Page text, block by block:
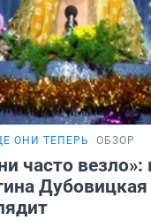
ОНИ ТЕПЕРЬ ОБЗОР
часто везло»:
Дубовицкая